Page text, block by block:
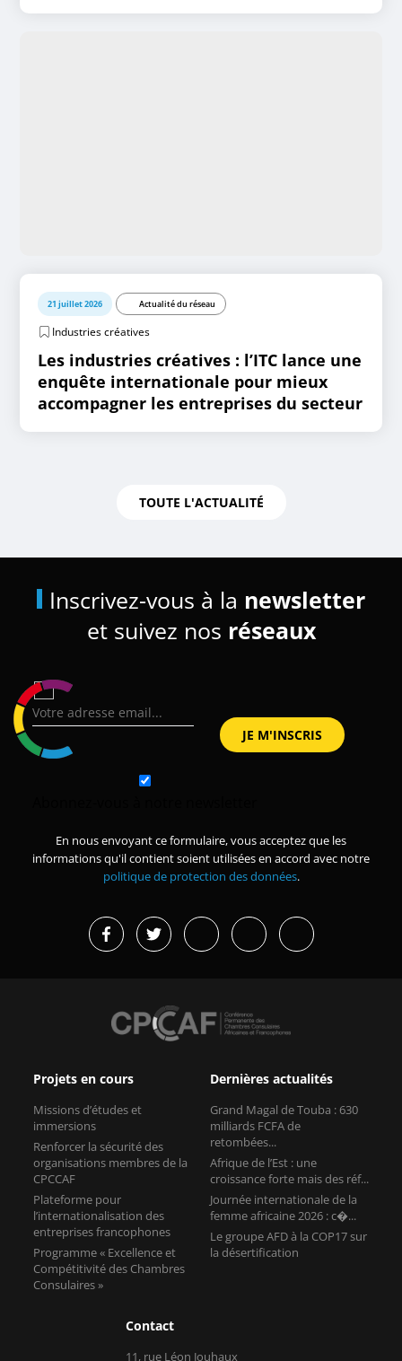
21 juillet 2026 Actualité du réseau
Industries créatives
Les industries créatives : l’ITC lance une
enquête internationale pour mieux
accompagner les entreprises du secteur
TOUTE L'ACTUALITÉ
Inscrivez-vous à la newsletter
et suivez nos réseaux
En nous envoyant ce formulaire, vous acceptez que les
informations qu'il contient soient utilisées en accord avec notre
politique de protection des données.
Projets en cours
Missions d’études et
immersions
Renforcer la sécurité des
organisations membres de la
CPCCAF
Plateforme pour
l’internationalisation des
entreprises francophones
Programme « Excellence et
Compétitivité des Chambres
Consulaires »
Dernières actualités
Grand Magal de Touba : 630
milliards FCFA de
retombées...
Afrique de l’Est : une
croissance forte mais des réf...
Journée internationale de la
femme africaine 2026 : c�...
Le groupe AFD à la COP17 sur
la désertification
Contact
11, rue Léon Jouhaux